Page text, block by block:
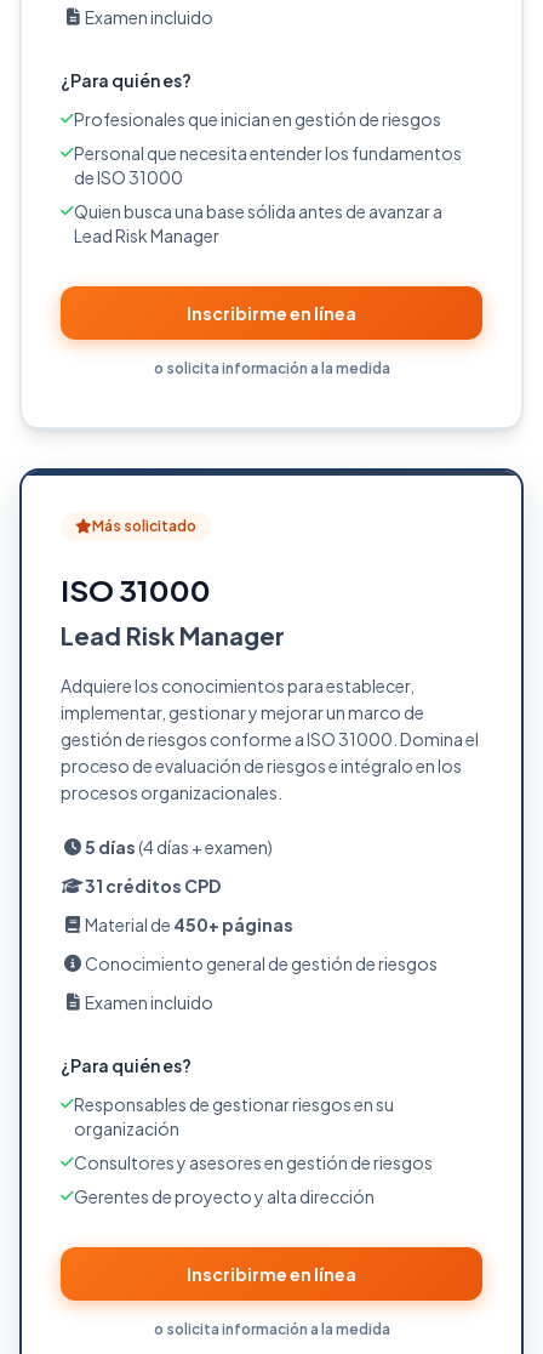
Examen incluido
¿Para quién es?
Profesionales que inician en gestión de riesgos
Personal que necesita entender los fundamentos
de ISO 31000
Quien busca una base sólida antes de avanzar a
Lead Risk Manager
Inscribirme en línea
o solicita información a la medida
Más solicitado
ISO 31000
Lead Risk Manager
Adquiere los conocimientos para establecer,
implementar, gestionar y mejorar un marco de
gestión de riesgos conforme a ISO 31000. Domina el
proceso de evaluación de riesgos e intégralo en los
procesos organizacionales.
5 días(4 días + examen)
31 créditos CPD
Material de 450+ páginas
Conocimiento general de gestión de riesgos
Examen incluido
¿Para quién es?
Responsables de gestionar riesgos en su
organización
Consultores y asesores en gestión de riesgos
Gerentes de proyecto y alta dirección
Inscribirme en línea
o solicita información a la medida